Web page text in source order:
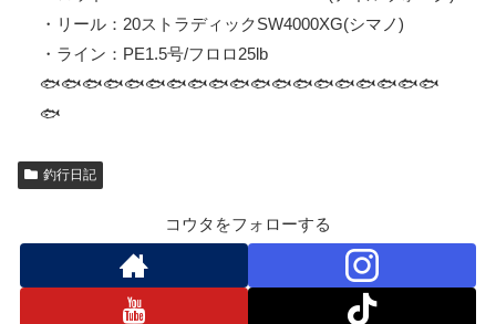
・リール：20ストラディックSW4000XG(シマノ)
・ライン：PE1.5号/フロロ25lb
🐟🐟🐟🐟🐟🐟🐟🐟🐟🐟🐟🐟🐟🐟🐟🐟🐟🐟🐟
🐟
釣行日記
コウタをフォローする